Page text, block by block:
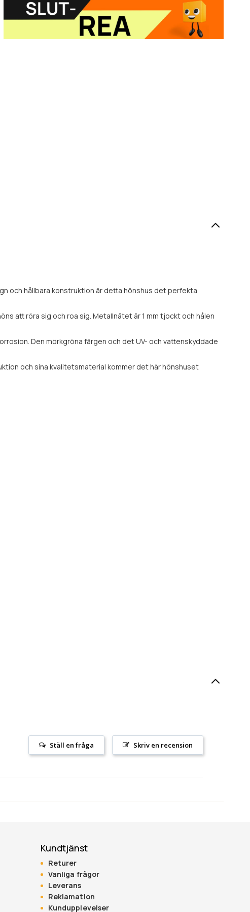
och hållbara konstruktion är detta hönshus det perfekta
att röra sig och roa sig. Metallnätet är 1 mm tjockt och hålen
Den mörkgröna färgen och det UV- och vattenskyddade
och sina kvalitetsmaterial kommer det här hönshuset
Skriv en recension
Ställ en fråga
Kundtjänst
Returer
Vanliga frågor
Leverans
Reklamation
Kundupplevelser